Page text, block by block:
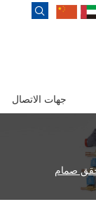
جهات الاتصال
صمام